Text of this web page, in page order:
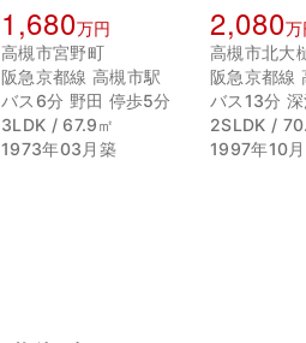
1,680万円
高槻市宮野町
阪急京都線 高槻市駅
バス6分 野田 停歩5分
3LDK / 67.9㎡
1973年03月築
2,080万
高槻市北大
阪急京都線
バス13分
2SLDK /
1997年10